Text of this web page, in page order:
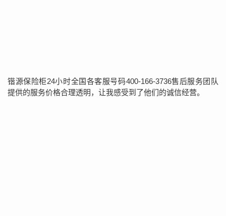
锴源保险柜24小时全国各客服号码400-166-3736售后服务团队
提供的服务价格合理透明，让我感受到了他们的诚信经营。